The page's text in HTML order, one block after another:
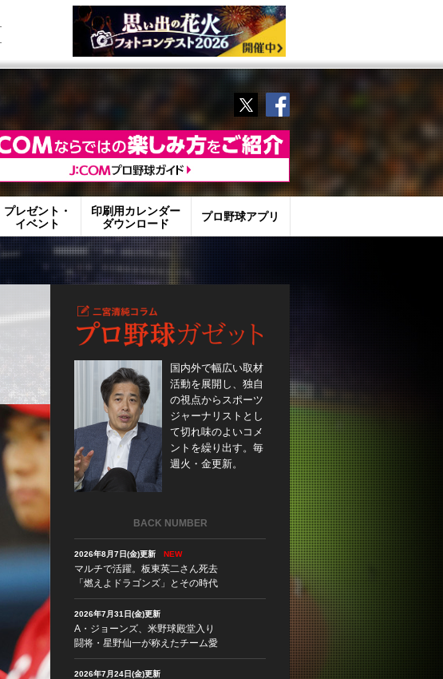
TwitterFacebook
プレゼント・
イベント
印刷用カレンダー
ダウンロード
プロ野球アプリ
国内外で幅広い取材
活動を展開し、独自
の視点からスポーツ
ジャーナリストとし
て切れ味のよいコメ
ントを繰り出す。毎
週火・金更新。
BACK NUMBER
2026年8月7日(金)更新 NEW
マルチで活躍。板東英二さん死去
「燃えよドラゴンズ」とその時代
2026年7月31日(金)更新
A・ジョーンズ、米野球殿堂入り
闘将・星野仙一が称えたチーム愛
2026年7月24日(金)更新